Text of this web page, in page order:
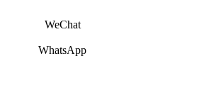
WeChat
WhatsApp